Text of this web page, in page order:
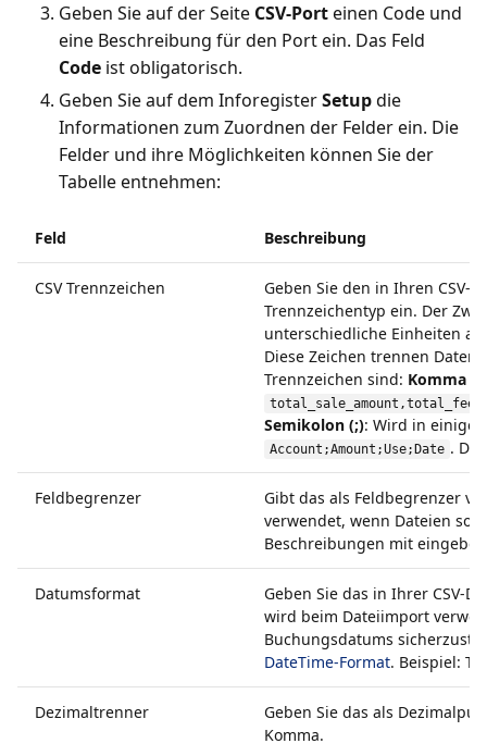
Geben Sie auf der Seite CSV-Porteinen Code und
eine Beschreibung für den Port ein. Das Feld
Code ist obligatorisch.
Geben Sie auf dem InforegisterSetupdie
Informationen zum Zuordnen der Felder ein. Die
Felder und ihre Möglichkeiten können Sie der
Tabelle entnehmen:
Feld Beschreibung
CSV Trennzeichen
Geben Sie den in Ihren CSV-
Trennzeichentyp ein. Der
unterschiedliche Einheiten
Diese Zeichen trennen
Trennzeichen sind: Komma (,)
Semikolon (;): Wird in
Account;Amount;Use;Date .
Feldbegrenzer
Gibt das als Feldbegrenzer
verwendet, wenn Dateien
Beschreibungen mit
Datumsformat
Geben Sie das in Ihrer CSV-
wird beim Dateiimport
Buchungsdatums
DateTime-Format. Beispiel:
Dezimaltrenner
Geben Sie das als
Komma.